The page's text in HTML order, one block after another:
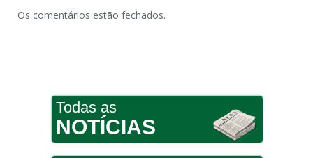
Os comentários estão fechados.
Todas as
NOTÍCIAS